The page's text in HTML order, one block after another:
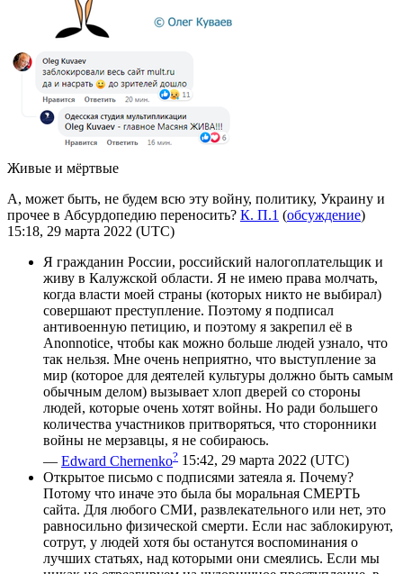
Живые и мёртвые
А, может быть, не будем всю эту войну, политику, Украину и
прочее в Абсурдопедию переносить? К. П.1 (обсуждение)
15:18, 29 марта 2022 (UTC)
Я гражданин России, российский налогоплательщик и
живу в Калужской области. Я не имею права молчать,
когда власти моей страны (которых никто не выбирал)
совершают преступление. Поэтому я подписал
антивоенную петицию, и поэтому я закрепил её в
Anonnotice, чтобы как можно больше людей узнало, что
так нельзя. Мне очень неприятно, что выступление за
мир (которое для деятелей культуры должно быть самым
обычным делом) вызывает хлоп дверей со стороны
людей, которые очень хотят войны. Но ради большего
количества участников притворяться, что сторонники
войны не мерзавцы, я не собираюсь.
— Edward Chernenko? 15:42, 29 марта 2022 (UTC)
Открытое письмо с подписями затеяла я. Почему?
Потому что иначе это была бы моральная СМЕРТЬ
сайта. Для любого СМИ, развлекательного или нет, это
равносильно физической смерти. Если нас заблокируют,
сотрут, у людей хотя бы останутся воспоминания о
лучших статьях, над которыми они смеялись. Если мы